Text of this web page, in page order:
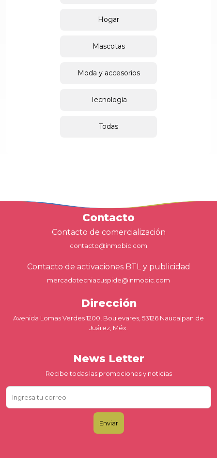
Hogar
Mascotas
Moda y accesorios
Tecnología
Todas
Contacto
Contacto de comercialización
contacto@inmobic.com
Contacto de activaciones BTL y publicidad
mercadotecniacuspide@inmobic.com
Dirección
Avenida Lomas Verdes 1200, Boulevares, 53126 Naucalpan de
Juárez, Méx.
News Letter
Recibe todas las promociones y noticias